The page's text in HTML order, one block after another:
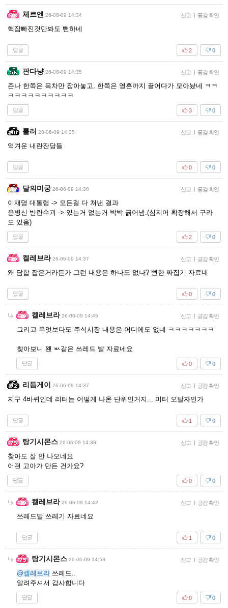
체르엔 26-06-09 14:34 신고 | 공감 확인
핵잠빠진것만봐도 뻔하네
답글 0
2
판다냥 26-06-09 14:35 신고 | 공감 확인
존나 한쪽은 목차만 잡아놓고, 한쪽은 영혼까지 끌어다가 모아놨네 ㅋㅋ
ㅋㅋㅋㅋㅋㅋㅋㅋㅋㅋ
답글 0
3
룰러 26-06-09 14:35 신고 | 공감 확인
역겨운 내란잔당들
답글 0
0
달의미궁 26-06-09 14:36 신고 | 공감 확인
이재명 대통령 -> 모든걸 다 쳐낸 결과
윤병신 반란수괴 -> 있는거 없는거 박박 긁어냄.(심지어 확장해서 구라
도 있음)
답글 0
2
켈레브라 26-06-09 14:37 신고 | 공감 확인
왜 담합 잡은거라든가 그런 내용은 하나도 없나? 뻔한 짜집기 자료네
답글 0
0
켈레브라 26-06-09 14:45 신고 | 공감 확인
그리고 무엇보다도 주식시장 내용은 어디에도 없네 ㅋㅋㅋㅋㅋㅋㅋ
찾아보니 왠 ㅄ같은 쓰레드 발 자료네요
답글 0
0
리듬게이 26-06-09 14:37 신고 | 공감 확인
지구 4바퀴인데 리터는 어떻게 나온 단위인거지... 미터 오탈자인가
답글 0
1
탕기시몬스 26-06-09 14:38 신고 | 공감 확인
찾아도 잘 안 나오네요
어떤 고아가 만든 건가요?
답글 0
0
켈레브라 26-06-09 14:42 신고 | 공감 확인
쓰레드발 쓰레기 자료네요
답글 0
1
탕기시몬스 26-06-09 14:53 신고 | 공감 확인
@켈레브라 쓰레드..
알려주셔서 감사합니다
답글 0
0